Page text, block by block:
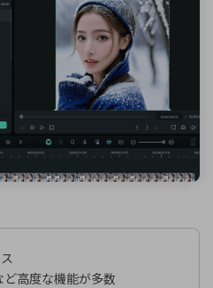
高度な機能が多数